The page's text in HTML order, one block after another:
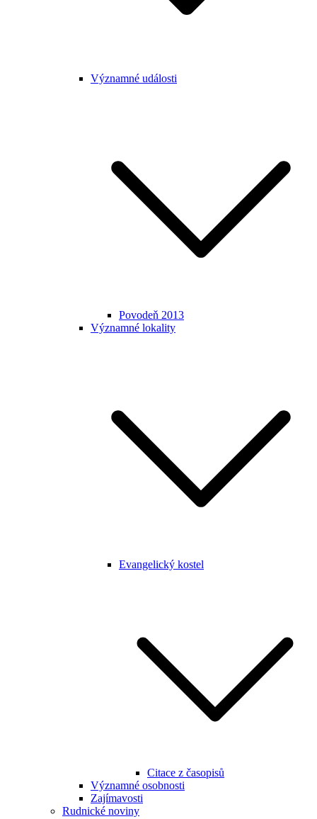
Významné události
Povodeň 2013
Významné lokality
Evangelický kostel
Citace z časopisů
Významné osobnosti
Zajímavosti
Rudnické noviny